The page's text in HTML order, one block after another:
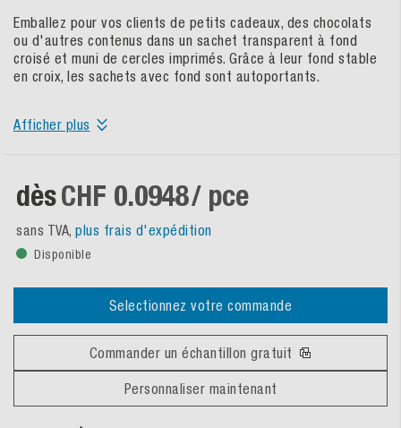
Emballez pour vos clients de petits cadeaux, des chocolats
ou d'autres contenus dans un sachet transparent à fond
croisé et muni de cercles imprimés. Grâce à leur fond stable
en croix, les sachets avec fond sont autoportants.
Afficher plus
dèsCHF 0.0948/ pce
sans TVA, plus frais d'expédition
Disponible
Selectionnez votre commande
Commander un échantillon gratuit
Personnaliser maintenant